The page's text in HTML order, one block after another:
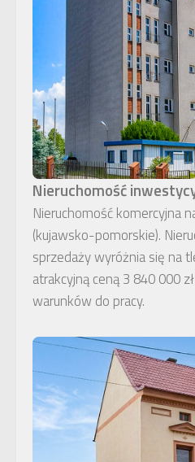
Nieruchomość
Nieruchomość komercyjna
(kujawsko-pomorskie).
sprzedaży wyróżnia się na
atrakcyjną ceną 3 840 000
warunków do pracy.